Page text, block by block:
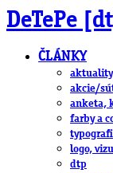
DeTePe
ČLÁNKY
aktuality
akcie/
anketa,
farby a
logo,
dtp